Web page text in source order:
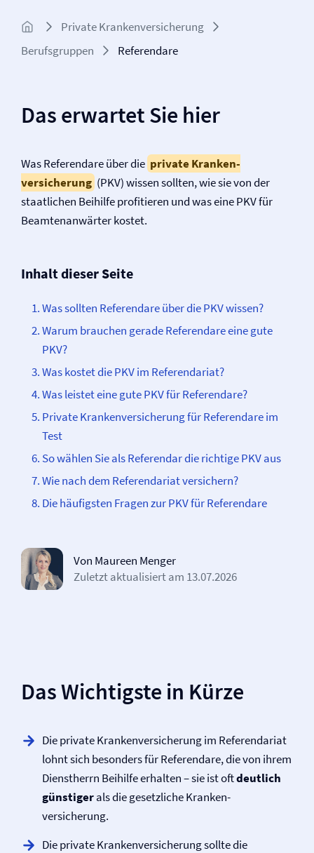
Private Kranken­­versicherung
Berufsgruppen
Referendare
Das erwartet Sie hier
Was Referendare über die private Kranken­
versicherung (PKV) wissen sollten, wie sie von der
staatlichen Beihilfe profitieren und was eine PKV für
Beamtenanwärter kostet.
Inhalt dieser Seite
Was sollten Referendare über die PKV wissen?
Warum brauchen gerade Referendare eine gute
PKV?
Was kostet die PKV im Referendariat?
Was leistet eine gute PKV für Referendare?
Private Kranken­­versicherung für Referendare im
Test
So wählen Sie als Referendar die richtige PKV aus
Wie nach dem Referendariat versichern?
Die häufigsten Fragen zur PKV für Referendare
Von Maureen Menger
Zuletzt aktualisiert am 13.07.2026
Das Wichtigste in Kürze
Die private Kranken­versicherung im Referendariat
lohnt sich besonders für Referendare, die von ihrem
Dienstherrn Beihilfe erhalten – sie ist oftdeutlich
günstigerals die gesetzliche Kranken­
versicherung.
Die private Kranken­versicherung sollte die